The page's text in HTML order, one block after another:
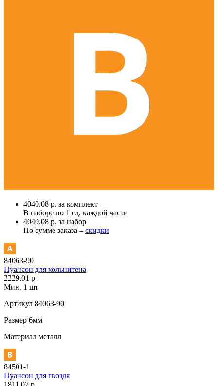
4040.08 р. за комплект
В наборе по 1 ед. каждой части
4040.08 р. за набор
По сумме заказа – скидки
84063-90
Пуансон для хольнитена
2229.01 р.
Мин. 1 шт
Артикул 84063-90
Размер 6мм
Материал металл
84501-1
Пуансон для гвоздя
1811.07 р.